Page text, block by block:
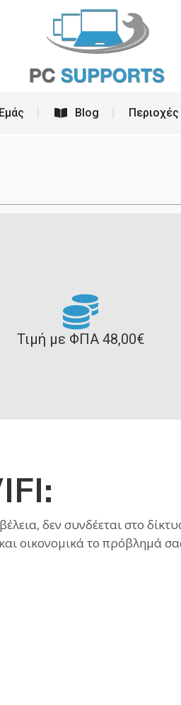
Blog
Τιμή με ΦΠΑ 48,00€
:
δεν συνδέεται στο
οικονομικά το πρόβλημά
PC Building Γιατί Εμάς